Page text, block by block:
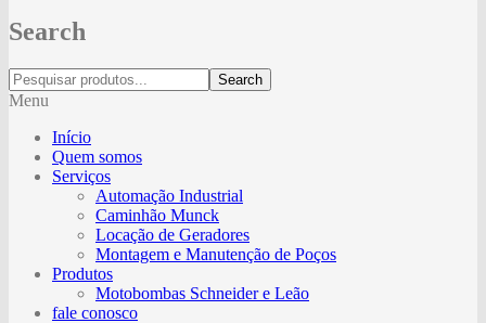
Search
Search
Menu
Início
Quem somos
Serviços
Automação Industrial
Caminhão Munck
Locação de Geradores
Montagem e Manutenção de Poços
Produtos
Motobombas Schneider e Leão
fale conosco